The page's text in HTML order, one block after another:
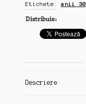
A6,
anii
(zz208)
Etichete:anii 30
Distribuie:
Descriere